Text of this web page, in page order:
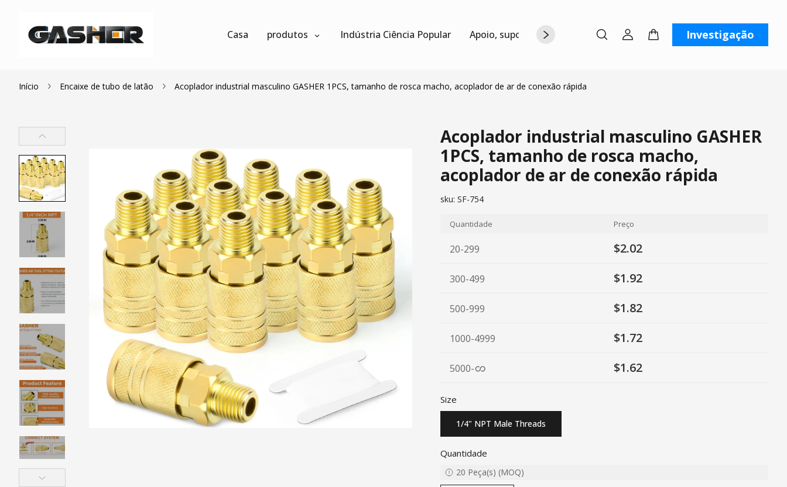
Casa produtos Indústria Ciência Popular Apoio, suporte Sobre nós Contate-nos Investigação
Início Encaixe de tubo de latão Acoplador industrial masculino GASHER 1PCS, tamanho de rosca macho, acoplador de ar de conexão rápida
Acoplador industrial masculino GASHER
1PCS, tamanho de rosca macho,
acoplador de ar de conexão rápida
sku: SF-754
Quantidade Preço
20-299 $2.02
300-499 $1.92
500-999 $1.82
1000-4999 $1.72
5000- $1.62
Size
1/4" NPT Male Threads
Quantidade
20 Peça(s) (MOQ)